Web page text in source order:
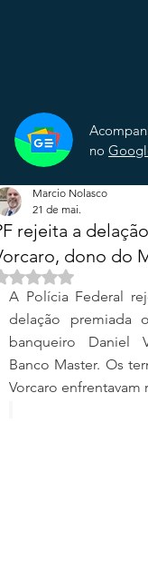
no
rejeita a
dono do
Marcio Nolasco
21 de mai.
Avaliado com NaN
A Polícia Federal
delação premiada
banqueiro Daniel
Banco Master. Os
Vorcaro enfrentavam